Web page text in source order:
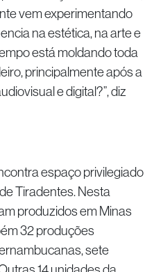
vem experimentando
na estética, na arte e
está moldando toda
principalmente após a
e digital?”, diz
espaço privilegiado
Tiradentes. Nesta
produzidos em Minas
32 produções
sete